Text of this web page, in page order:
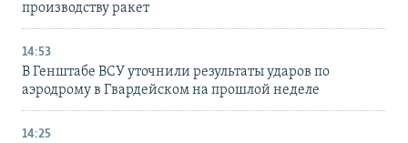
производству ракет
14:53
В Генштабе ВСУ уточнили результаты ударов по
аэродрому в Гвардейском на прошлой неделе
14:25